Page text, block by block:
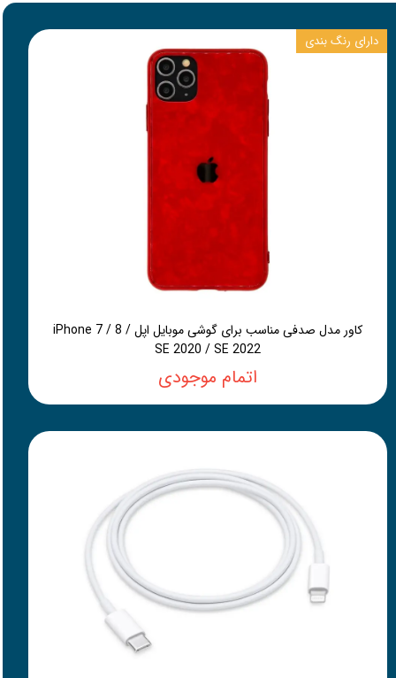
کاور مدل صدفی مناسب برای گوشی موبایل اپل iPhone 7 / 8 /
SE 2020 / SE 2022
اتمام موجودی
دارای رنگ بندی